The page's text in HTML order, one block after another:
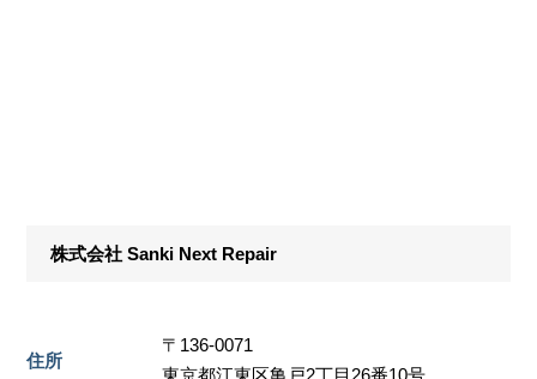
株式会社 Sanki Next Repair
住所
〒136-0071